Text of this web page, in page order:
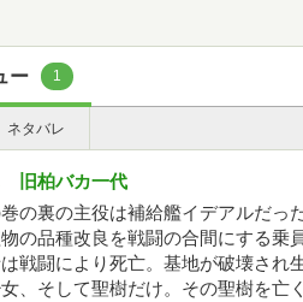
ー 1
ネタバレ
旧柏バカ一代
の裏の主役は補給艦イデアルだっ
の品種改良を戦闘の合間にする乗
戦闘により死亡。基地が破壊され
、そして聖樹だけ。その聖樹を亡